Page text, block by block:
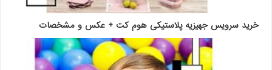
خرید سرویس جهیزیه پلاستیکی هوم کت + عکس و مشخصات